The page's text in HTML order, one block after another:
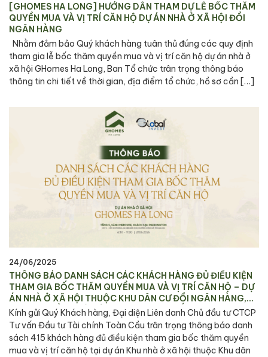
[GHOMES HA LONG] HƯỚNG DẪN THAM DỰ LỄ BỐC THĂM
QUYỀN MUA VÀ VỊ TRÍ CĂN HỘ DỰ ÁN NHÀ Ở XÃ HỘI ĐỒI
NGÂN HÀNG
Nhằm đảm bảo Quý khách hàng tuân thủ đúng các quy định
tham gia lễ bốc thăm quyền mua và vị trí căn hộ dự án nhà ở
xã hội GHomes Ha Long, Ban Tổ chức trân trọng thông báo
thông tin chi tiết về thời gian, địa điểm tổ chức, hồ sơ cần […]
24/06/2025
THÔNG BÁO DANH SÁCH CÁC KHÁCH HÀNG ĐỦ ĐIỀU KIỆN
THAM GIA BỐC THĂM QUYỀN MUA VÀ VỊ TRÍ CĂN HỘ – DỰ
ÁN NHÀ Ở XÃ HỘI THUỘC KHU DÂN CƯ ĐỒI NGÂN HÀNG,
PHƯỜNG HỒNG HẢI VÀ PHƯỜNG CAO THẮNG, TP. HẠ LONG
Kính gửi Quý Khách hàng, Đại diện Liên danh Chủ đầu tư CTCP
Tư vấn Đầu tư Tài chính Toàn Cầu trân trọng thông báo danh
sách 415 khách hàng đủ điều kiện tham gia bốc thăm quyền
mua và vị trí căn hộ tại dự án Khu nhà ở xã hội thuộc Khu dân